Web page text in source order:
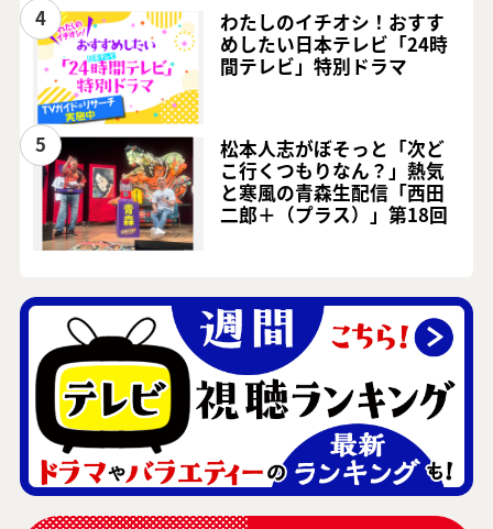
4
わたしのイチオシ！おすす
めしたい日本テレビ「24時
間テレビ」特別ドラマ
5
松本人志がぼそっと「次ど
こ行くつもりなん？」熱気
と寒風の青森生配信「西田
二郎＋（プラス）」第18回